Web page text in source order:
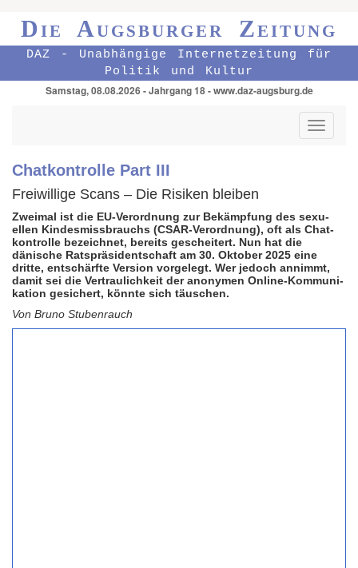
Die Augsburger Zeitung
DAZ - Unabhängige Internetzeitung für
Politik und Kultur
Samstag, 08.08.2026 - Jahrgang 18 - www.daz-augsburg.de
Toggle
Chatkontrolle Part III
Freiwillige Scans – Die Risiken bleiben
Zweimal ist die EU-Verordnung zur Bekämp­fung des sexu­
ellen Kindes­miss­brauchs (CSAR-Ver­ord­nung), oft als Chat­
kontrolle bezeich­net, bereits geschei­tert. Nun hat die
dänische Rats­präsi­dent­schaft am 30. Ok­tober 2025 eine
dritte, ent­schärfte Version vorgelegt. Wer jedoch annimmt,
damit sei die Ver­trau­lich­keit der ano­nymen Online-Kommu­ni­
kation ge­sichert, könnte sich täuschen.
Von Bruno Stubenrauch